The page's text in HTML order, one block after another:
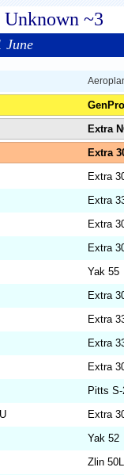
Unknown ~3
June
GenPro
Extra
Extra
Extra
Extra
Extra
Extra
Yak 55
Extra
Extra
Extra
Extra
Pitts
Extra
Yak 52
Zlin